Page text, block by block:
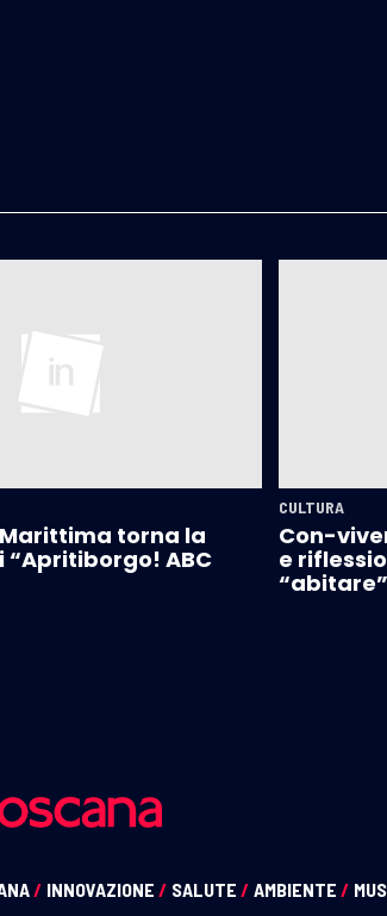
torna la
ABC
CULTURA
Con-
e
“abitare”
/ INNOVAZIONE / SALUTE / AMBIENTE /